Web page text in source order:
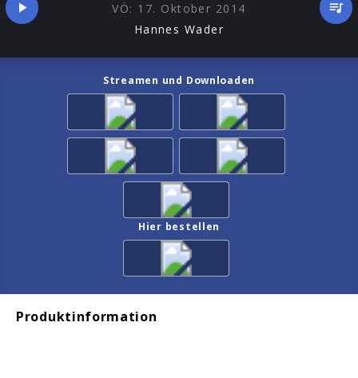
VÖ: 17. Oktober 2014
Hannes Wader
Streamen und Downloaden
Hier bestellen
Produktinformation